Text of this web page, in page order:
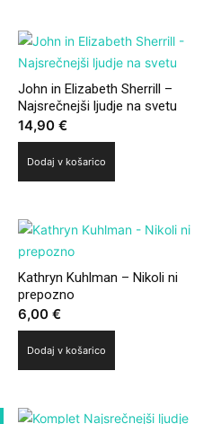
John in Elizabeth Sherrill –
Najsrečnejši ljudje na svetu
14,90€
Dodaj v košarico
Kathryn Kuhlman – Nikoli ni
prepozno
6,00€
Dodaj v košarico